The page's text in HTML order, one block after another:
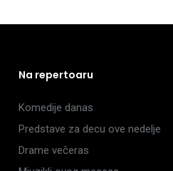
Na repertoaru
Komedije danas
Predstave za decu ove nedelje
Drame večeras